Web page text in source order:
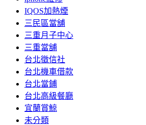
IQOS加熱煙
三民區當舖
三重月子中心
三重當舖
台北徵信社
台北機車借款
台北當鋪
台北高級餐廳
宜蘭賞鯨
未分類